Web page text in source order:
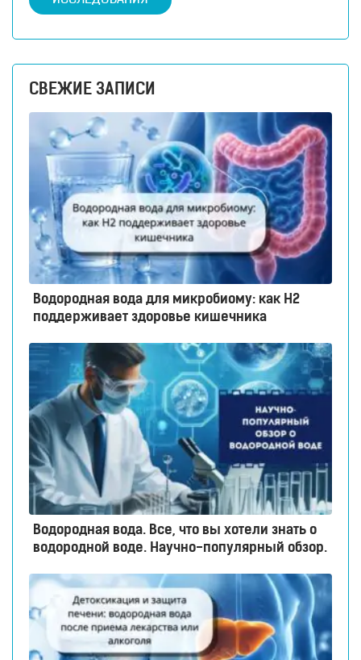
СВЕЖИЕ ЗАПИСИ
Водородная вода для микробиому: как H2
поддерживает здоровье кишечника
Водородная вода. Все, что вы хотели знать о
водородной воде. Научно-популярный обзор.